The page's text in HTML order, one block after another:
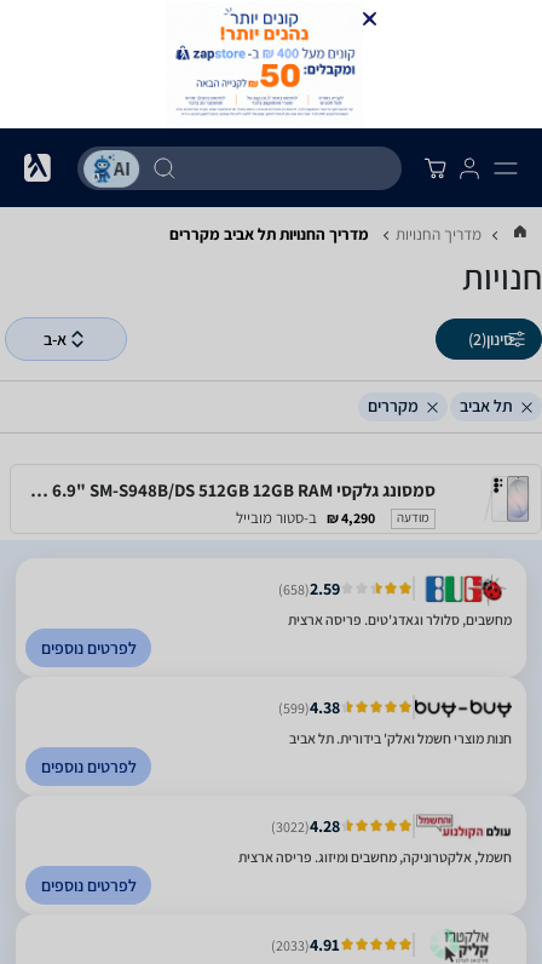
מדריך החנויות מדריך החנויות ‏תל אביב ‏מקררים
חנויות
סינון(2) א-ב
תל אביב מקררים
סמסונג גלקסי Samsung Galaxy S26 Ultra 6.9" SM-S948B/DS 512GB 12GB RAM
מודעה 4,290 ₪ ב-סטור מובייל
2.59
(658)
מחשבים, סלולר וגאדג'טים. פריסה ארצית
לפרטים נוספים
4.38
(599)
חנות מוצרי חשמל ואלק' בידורית. תל אביב
לפרטים נוספים
4.28
(3022)
חשמל, אלקטרוניקה, מחשבים ומיזוג. פריסה ארצית
לפרטים נוספים
4.91
(2033)